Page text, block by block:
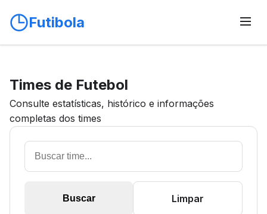
Futibola
Times de Futebol
Consulte estatísticas, histórico e informações
completas dos times
Buscar Limpar